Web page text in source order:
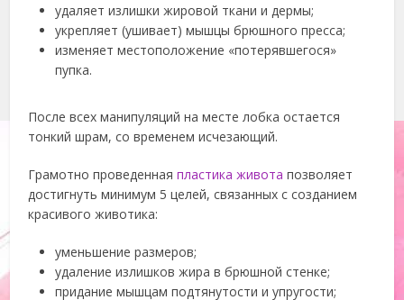
удаляет излишки жировой ткани и дермы;
укрепляет (ушивает) мышцы брюшного пресса;
изменяет местоположение «потерявшегося»
пупка.
После всех манипуляций на месте лобка остается
тонкий шрам, со временем исчезающий.
Грамотно проведеннаяпластика живота позволяет
достигнуть минимум 5 целей, связанных с созданием
красивого животика:
уменьшение размеров;
удаление излишков жира в брюшной стенке;
придание мышцам подтянутости и упругости;